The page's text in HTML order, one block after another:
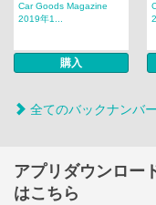
Car Goods Magazine
2019年1...
購入
全てのバックナンバ
アプリダウンロー
はこちら